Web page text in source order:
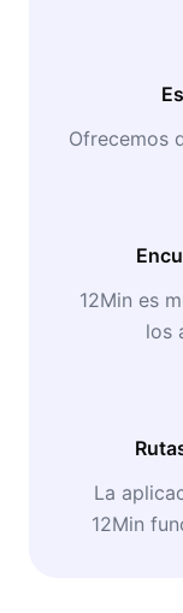
Ofrecemos
12Min es
los
La
12Min